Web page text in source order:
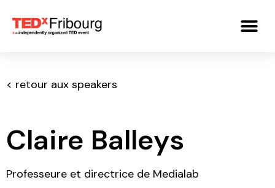
< retour aux speakers
Claire Balleys
Professeure et directrice de Medialab